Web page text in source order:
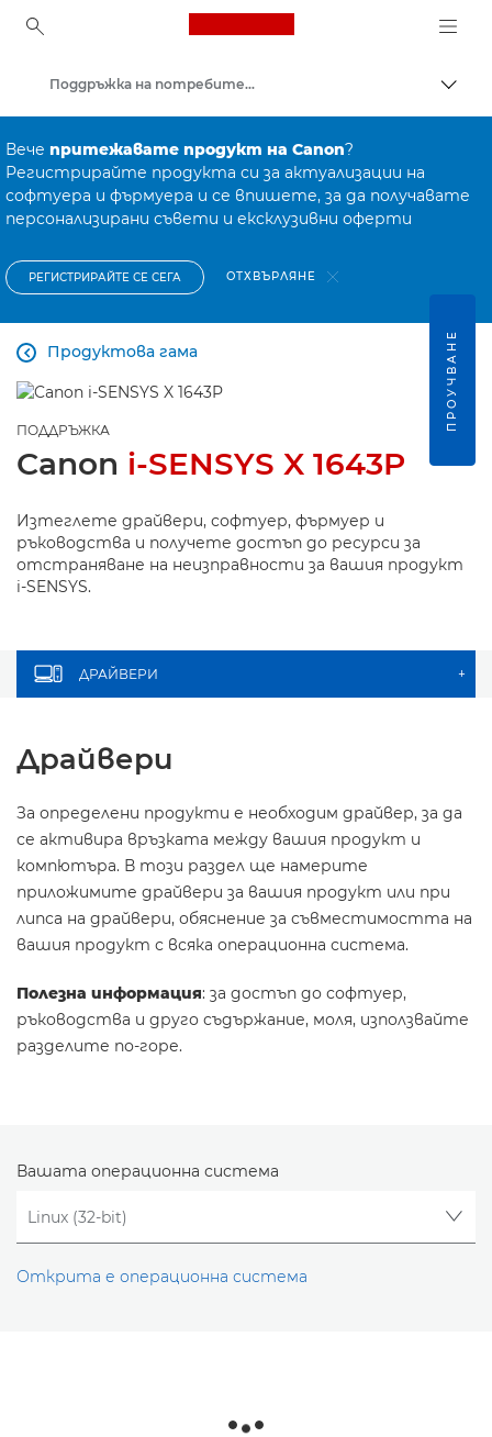
Canon Logo, back to
Поддръжка на потребителски продукти
Вече притежавате продукт на Canon?
Регистрирайте продукта си за актуализации на
софтуера и фърмуера и се впишете, за да получавате
персонализирани съвети и ексклузивни оферти
РЕГИСТРИРАЙТЕ СЕ СЕГА ОТХВЪРЛЯНЕ
Продуктова гама

ПОДДРЪЖКА
Canon i-SENSYS X 1643P
Изтеглете драйвери, софтуер, фърмуер и
ръководства и получете достъп до ресурси за
отстраняване на неизправности за вашия продукт
i-SENSYS.
ДРАЙВЕРИ +
Драйвери
За определени продукти е необходим драйвер, за да
се активира връзката между вашия продукт и
компютъра. В този раздел ще намерите
приложимите драйвери за вашия продукт или при
липса на драйвери, обяснение за съвместимостта на
вашия продукт с всяка операционна система.
Полезна информация: за достъп до софтуер,
ръководства и друго съдържание, моля, използвайте
разделите по-горе.
Вашата операционна система
Открита е операционна система
ПРОУЧВАНЕ